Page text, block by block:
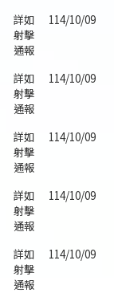
詳如
射擊
通報
114/10/09
詳如
射擊
通報
114/10/09
詳如
射擊
通報
114/10/09
詳如
射擊
通報
114/10/09
詳如
射擊
通報
114/10/09